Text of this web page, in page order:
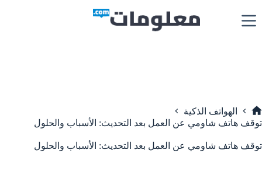
إلى
المحتوى
الرئيسية
الهواتف الذكية
توقف هاتف شاومي عن العمل بعد التحديث: الأسباب والحلول
توقف هاتف شاومي عن العمل بعد التحديث: الأسباب والحلول